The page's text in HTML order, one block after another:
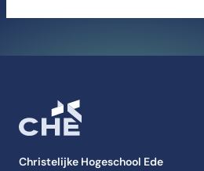
Christelijke Hogeschool Ede